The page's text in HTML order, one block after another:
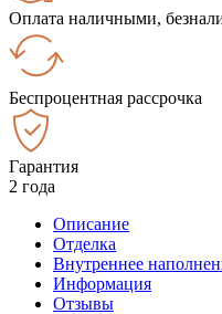
Оплата наличными,
Беспроцентная рассрочка
Гарантия
2 года
Описание
Отделка
Внутреннее
Информация
Отзывы